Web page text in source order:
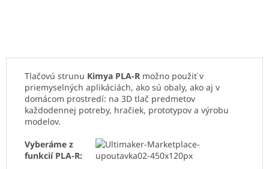
Tlačovú strunu Kimya PLA-R možno použiť v
priemyselných aplikáciách, ako sú obaly, ako aj v
domácom prostredí: na 3D tlač predmetov
každodennej potreby, hračiek, prototypov a výrobu
modelov.
Vyberáme z
funkcií PLA-R: